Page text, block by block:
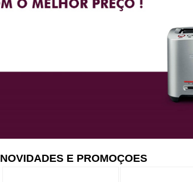
NOVIDADES E PROMOÇOES